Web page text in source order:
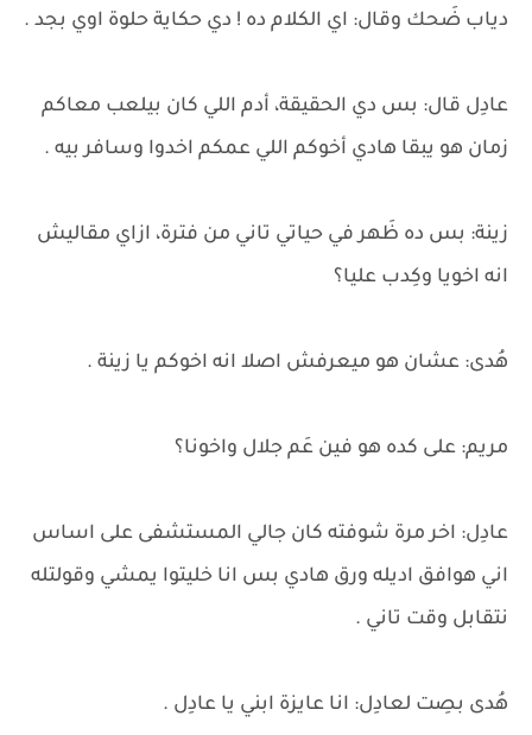
دياب ضَحك وقال: اي الكلام ده ! دي حكاية حلوة اوي بجد .
عادِل قال: بس دي الحقيقة، أدم اللي كان بيلعب معاكم
زمان هو يبقا هادي أخوكم اللي عمكم اخدوا وسافر بيه .
زينة: بس ده ظَهر في حياتي تاني من فترة، ازاي مقاليش
انه اخويا وكِدب عليا؟
هُدى: عشان هو ميعرفش اصلا انه اخوكم يا زينة .
مريم: على كده هو فين عَم جلال واخونا؟
عادِل: اخر مرة شوفته كان جالي المستشفى على اساس
اني هوافق اديله ورق هادي بس انا خليتوا يمشي وقولتله
نتقابل وقت تاني .
هُدى بصِت لعادِل: انا عايزة ابني يا عادِل .